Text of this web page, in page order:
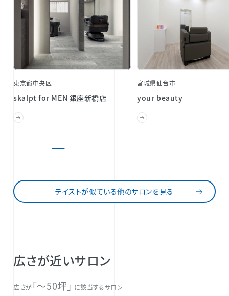
東京都中央区
skalpt for MEN 銀座新橋店
宮城県仙台市
your beauty
テイストが似ている他のサロンを見る
広さが近いサロン
広さが「〜50坪」 に該当するサロン